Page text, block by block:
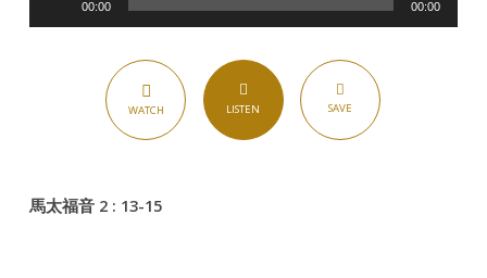
領
興
00:00 00:00
WATCH LISTEN SAVE
馬太福音 2 : 13-15